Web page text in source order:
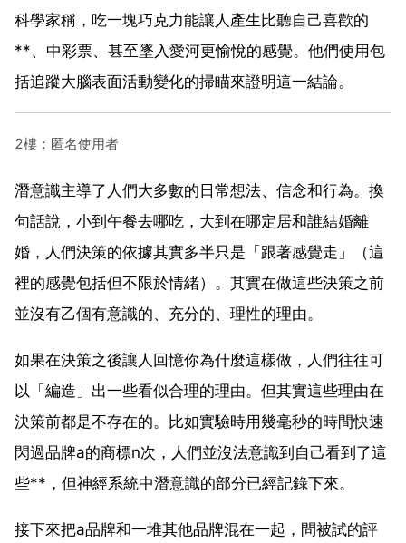
科學家稱，吃一塊巧克力能讓人產生比聽自己喜歡的
**、中彩票、甚至墜入愛河更愉悅的感覺。他們使用包
括追蹤大腦表面活動變化的掃瞄來證明這一結論。
2樓：匿名使用者
潛意識主導了人們大多數的日常想法、信念和行為。換
句話說，小到午餐去哪吃，大到在哪定居和誰結婚離
婚，人們決策的依據其實多半只是「跟著感覺走」（這
裡的感覺包括但不限於情緒）。其實在做這些決策之前
並沒有乙個有意識的、充分的、理性的理由。
如果在決策之後讓人回憶你為什麼這樣做，人們往往可
以「編造」出一些看似合理的理由。但其實這些理由在
決策前都是不存在的。比如實驗時用幾毫秒的時間快速
閃過品牌a的商標n次，人們並沒法意識到自己看到了這
些**，但神經系統中潛意識的部分已經記錄下來。
接下來把a品牌和一堆其他品牌混在一起，問被試的評